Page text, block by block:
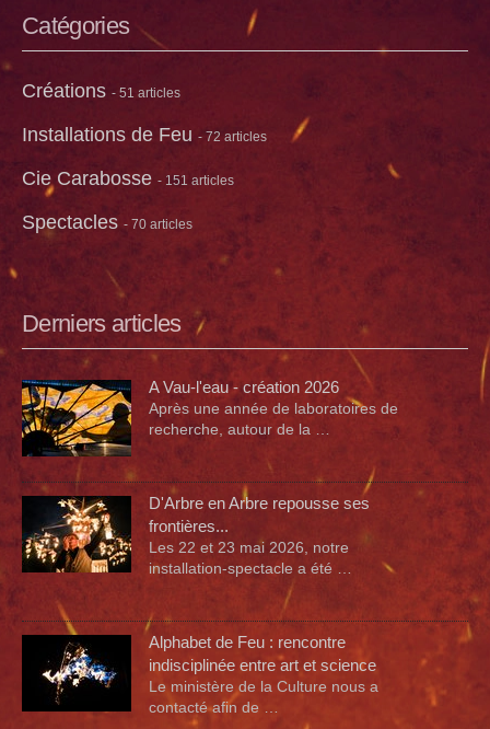
Catégories
Créations - 51 articles
Installations de Feu - 72 articles
Cie Carabosse - 151 articles
Spectacles - 70 articles
Derniers articles
A Vau-l'eau - création 2026
Après une année de laboratoires de
recherche, autour de la …
D'Arbre en Arbre repousse ses
frontières...
Les 22 et 23 mai 2026, notre
installation-spectacle a été …
Alphabet de Feu : rencontre
indisciplinée entre art et science
Le ministère de la Culture nous a
contacté afin de …